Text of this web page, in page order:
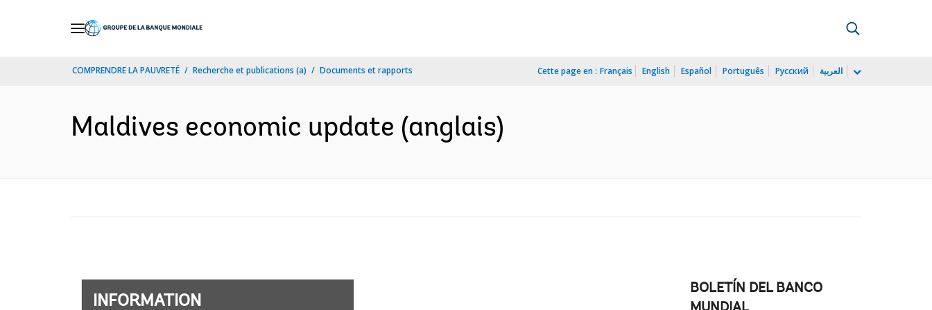
COMPRENDRE LA PAUVRETÉ Recherche et publications (a) Documents et rapports Cette page en : Français English Español Português Русский العربية
Maldives economic update (anglais)
INFORMATION
BOLETÍN DEL BANCO